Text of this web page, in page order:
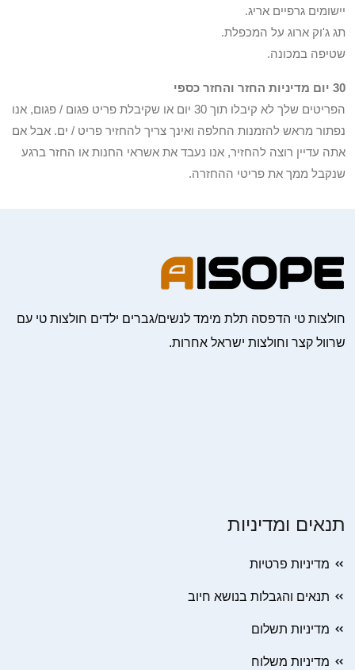
יישומים גרפיים אריג.
תג ג'וק ארוג על המכפלת.
שטיפה במכונה.
30 יום מדיניות החזר והחזר כספי
הפריטים שלך לא קיבלו תוך 30 יום או שקיבלת פריט פגום / פגום, אנו
נפתור מראש להזמנות החלפה ואינך צריך להחזיר פריט / ים. אבל אם
אתה עדיין רוצה להחזיר, אנו נעבד את אשראי החנות או החזר ברגע
שנקבל ממך את פריטי ההחזרה.
חולצות טי הדפסה תלת מימד לנשים/גברים ילדים חולצות טי עם
שרוול קצר וחולצות ישראל אחרות.
תנאים ומדיניות
מדיניות פרטיות
תנאים והגבלות בנושא חיוב
מדיניות תשלום
מדיניות משלוח